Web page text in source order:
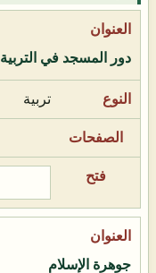
دور المسجد في التربية
تربية
جوهرة الإسلام